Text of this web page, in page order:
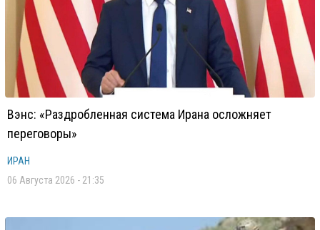
Вэнс: «Раздробленная система Ирана осложняет
переговоры»
ИРАН
06 Августа 2026 - 21:35